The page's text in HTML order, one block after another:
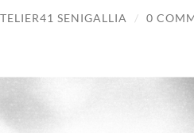
SENIGALLIA / 0